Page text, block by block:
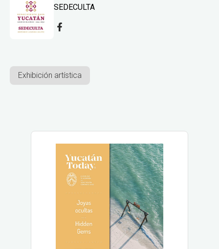
SEDECULTA
Exhibición artística